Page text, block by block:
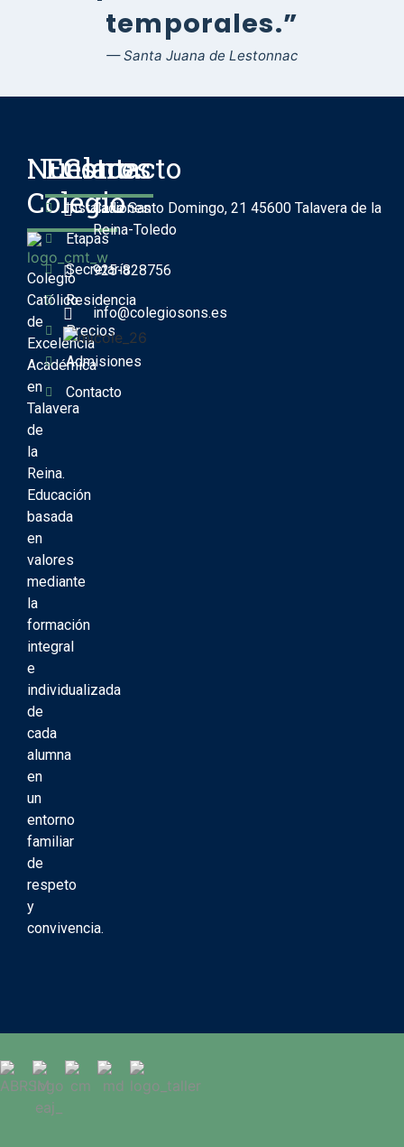
temporales.”
— Santa Juana de Lestonnac
Nuestro
Colegio
Colegio
Católico
de
Excelencia
Académica
en
Talavera
de
la
Reina.
Educación
basada
en
valores
mediante
la
formación
integral
e
individualizada
de
cada
alumna
en
un
entorno
familiar
de
respeto
y
convivencia.
Enlaces
Instalaciones
Etapas
Secretaría
Residencia
Precios
Admisiones
Contacto
Contacto
Calle Santo Domingo, 21 45600 Talavera de la
Reina-Toledo
925-828756
info@colegiosons.es